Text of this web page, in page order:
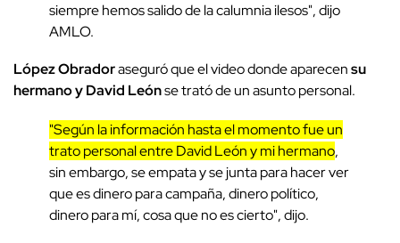
siempre hemos salido de la calumnia ilesos", dijo
AMLO.
López Obradoraseguró que el video donde aparecensu
hermano y David Leónse trató de un asunto personal.
"Según la información hasta el momento fue un
trato personal entre David León y mi hermano,
sin embargo, se empata y se junta para hacer ver
que es dinero para campaña, dinero político,
dinero para mí, cosa que no es cierto", dijo.